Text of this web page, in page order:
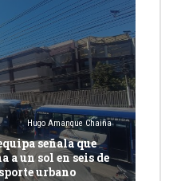
Hugo Amanque Chaiña
señala que
a un sol en seis de
urbano